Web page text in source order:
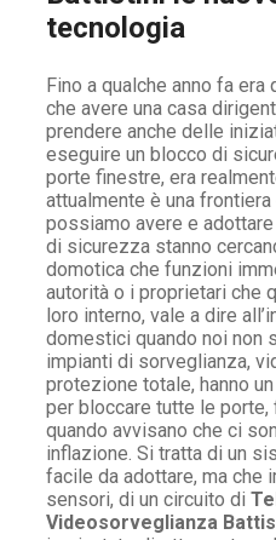
tecnologia
Fino a qualche anno fa
che avere una casa
prendere anche delle
eseguire un blocco di
porte finestre, era
attualmente è una
possiamo avere e
di sicurezza stanno
domotica che funzioni
autorità o i proprietari che
loro interno, vale a dire
domestici quando noi non
impianti di sorveglianza,
protezione totale, hanno
per bloccare tutte le
quando avvisano che ci
inflazione. Si tratta di un
facile da adottare, ma che
sensori, di un circuito di
Videosorveglianza